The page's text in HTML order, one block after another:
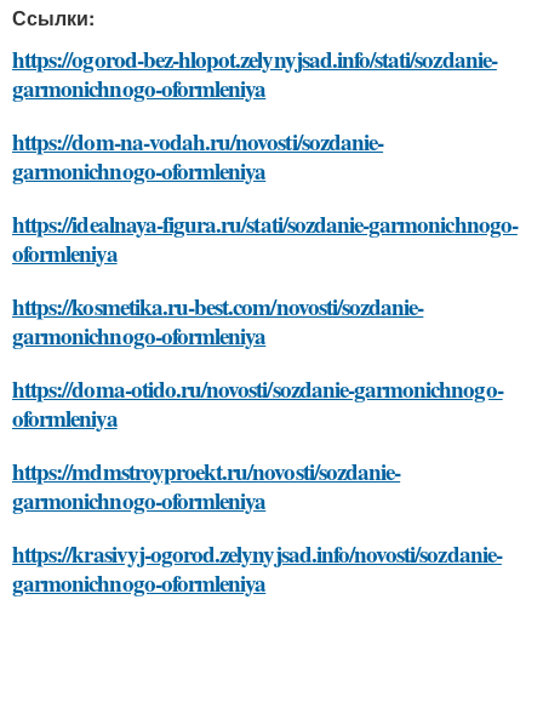
Ссылки:
https://ogorod-bez-hlopot.zelynyjsad.info/stati/sozdanie-
garmonichnogo-oformleniya
https://dom-na-vodah.ru/novosti/sozdanie-
garmonichnogo-oformleniya
https://idealnaya-figura.ru/stati/sozdanie-garmonichnogo-
oformleniya
https://kosmetika.ru-best.com/novosti/sozdanie-
garmonichnogo-oformleniya
https://doma-otido.ru/novosti/sozdanie-garmonichnogo-
oformleniya
https://mdmstroyproekt.ru/novosti/sozdanie-
garmonichnogo-oformleniya
https://krasivyj-ogorod.zelynyjsad.info/novosti/sozdanie-
garmonichnogo-oformleniya